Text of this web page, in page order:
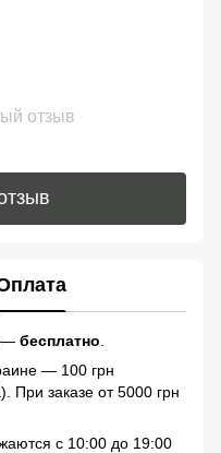
отзыв
— бесплатно
— 100 грн
При заказе от 5000 грн
с 10:00 до 19:00